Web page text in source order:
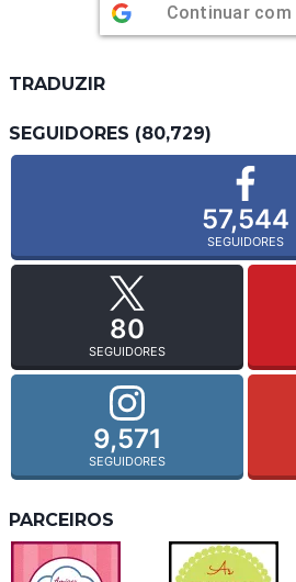
Continuar com
TRADUZIR
SEGUIDORES (80,729)
57,544
SEGUIDORES
80
SEGUIDORES
9,571
SEGUIDORES
PARCEIROS